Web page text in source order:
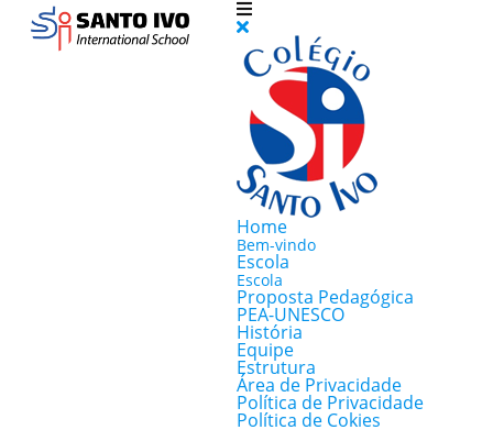
Home
Bem-vindo
Escola
Escola
Proposta Pedagógica
PEA-UNESCO
História
Equipe
Estrutura
Área de Privacidade
Política de Privacidade
Política de Cokies